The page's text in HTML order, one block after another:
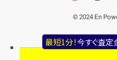
最短1分！今すぐ査定
© 2024 En